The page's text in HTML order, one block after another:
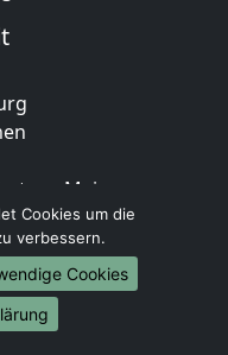
am Main
Cookies um die
verbessern.
Cookies